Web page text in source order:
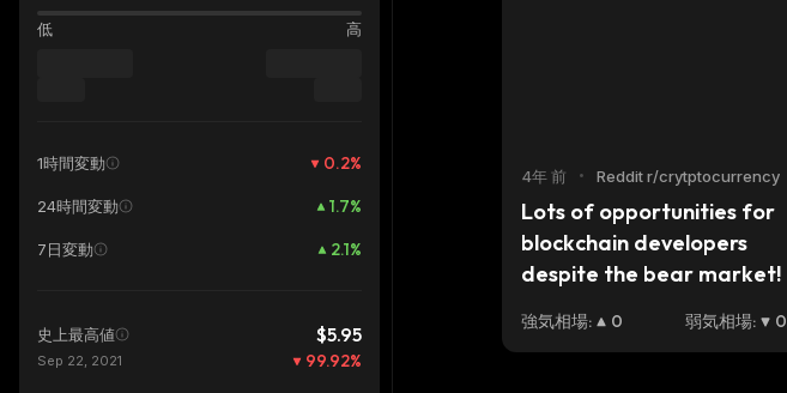
低 高
1時間変動 0.2%
24時間変動 1.7%
7日変動 2.1%
史上最高値 $5.95
Sep 22, 2021 99.92%
4年 前 • Reddit r/crytptocurrency
Lots of opportunities for
blockchain developers
despite the bear market!
強気相場: 0 弱気相場: 0